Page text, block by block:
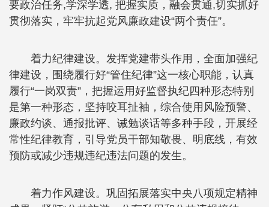
要政治任务,学深学透, 把握实质，融会贯通,切实抓好
贯彻落实，牢牢抗起党风廉政建设“两个责任”。
着力纪律建设。发挥党建带头作用，全面加强纪
律建设，围绕履行好“管住纪律”这一核心职能，认真
履行“一岗双责”，把握运用好监督执纪四种形态特别
是第一种形态，坚持咬耳扯袖，综合使用风险预警、
廉政约谈、通报批评、诫勉谈话等多种手段，开展经
常性纪律教育，引导党员干部知敬畏、明底线，有效
预防或减少违规违纪违法问题的发生。
着力作风建设。巩固拓展落实中央八项规定精神